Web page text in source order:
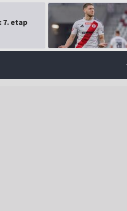
7. etap